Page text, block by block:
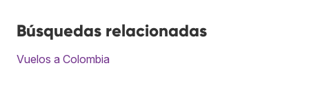
Búsquedas relacionadas
Vuelos a Colombia